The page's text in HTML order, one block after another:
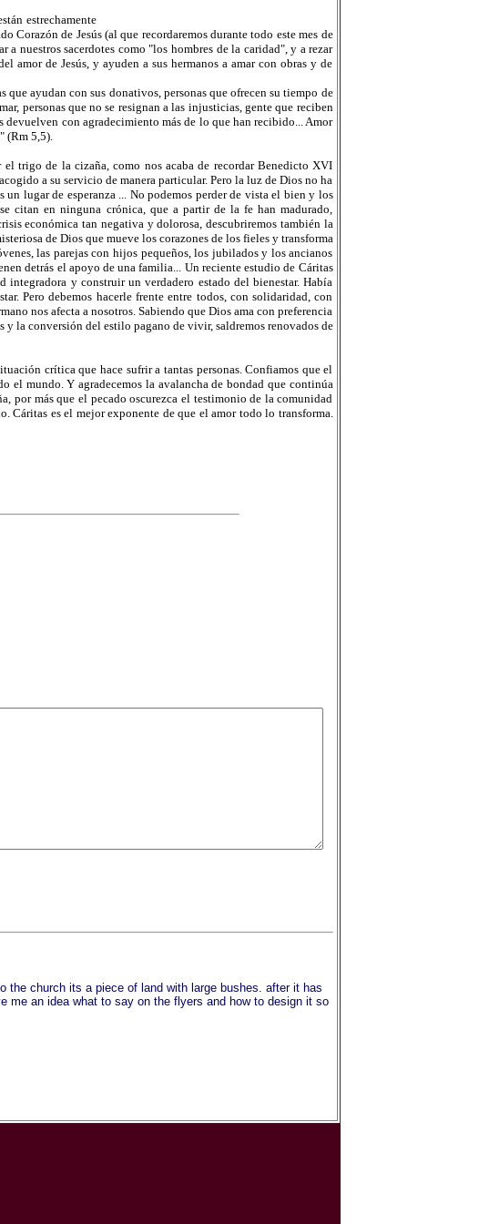
estrechamente
de Jesús (al que recordaremos durante todo este mes de
nuestros sacerdotes como "los hombres de la caridad", y a rezar
de Jesús, y ayuden a sus hermanos a amar con obras y de
ayudan con sus donativos, personas que ofrecen su tiempo de
personas que no se resignan a las injusticias, gente que reciben
devuelven con agradecimiento más de lo que han recibido... Amor
(Rm 5,5).
trigo de la cizaña, como nos acaba de recordar Benedicto XVI
a su servicio de manera particular. Pero la luz de Dios no ha
lugar de esperanza ... No podemos perder de vista el bien y los
citan en ninguna crónica, que a partir de la fe han madurado,
económica tan negativa y dolorosa, descubriremos también la
de Dios que mueve los corazones de los fieles y transforma
las parejas con hijos pequeños, los jubilados y los ancianos
detrás el apoyo de una familia... Un reciente estudio de Cáritas
y construir un verdadero estado del bienestar. Había
Pero debemos hacerle frente entre todos, con solidaridad, con
nos afecta a nosotros. Sabiendo que Dios ama con preferencia
y la conversión del estilo pagano de vivir, saldremos renovados de
crítica que hace sufrir a tantas personas. Confiamos que el
el mundo. Y agradecemos la avalancha de bondad que continúa
por más que el pecado oscurezca el testimonio de la comunidad
Cáritas es el mejor exponente de que el amor todo lo transforma.
the church its a piece of land with large bushes. after it has
me an idea what to say on the flyers and how to design it so